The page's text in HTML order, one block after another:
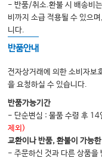
- 반품/취소.환불 시 배송비
비까지 소급 적용될 수 있으
니다.
반품안내
전자상거래에 의한 소비자보
을 요청하실 수 있습니다.
반품가능기간
- 단순변심 : 물품 수령 후 14
제외)
교환이나 반품, 환불이 가능
- 주문하신 것과 다른 상품을